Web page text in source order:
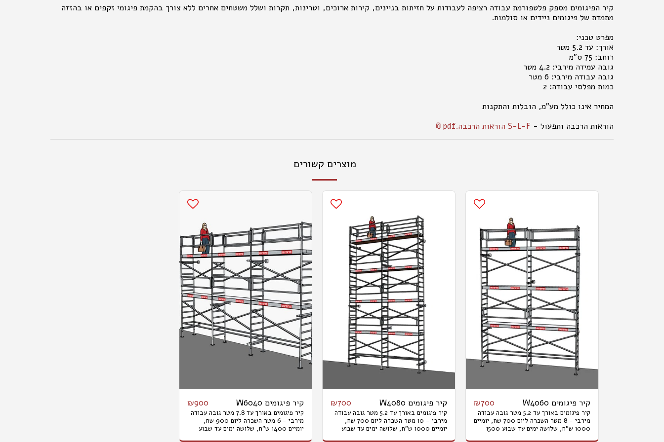
קיר הפיגומים מספק פלטפורמת עבודה רציפה לעבודות על חזיתות בניינים, קירות ארוכים, וטרינות, תקרות ושלל משטחים אחרים ללא צורך בהקמת פיגומי זקפים או בהזזה
מתמדת של פיגומים ניידים או סולמות.
מפרט טכני:
אורך: עד 5.2 מטר
רוחב: 75 ס"מ
גובה עמידה מירבי: 4.2 מטר
גובה עבודה מירבי: 6 מטר
כמות מפלסי עבודה: 2
המחיר אינו כולל מע"מ, הובלות והתקנות
הוראות הרכבה ותפעול - S-L-F הוראות הרכבה.pdf
מוצרים קשורים
קיר פיגומים W4060 ₪700
קיר פיגומים באורך עד 5.2 מטר גובה עבודה
מירבי - 8 מטר השכרה ליום 700 שח, יומיים
1000 ש"ח, שלושה ימים עד שבוע 1500
קיר פיגומים W4080 ₪700
קיר פיגומים באורך עד 5.2 מטר גובה עבודה
מירבי - 10 מטר השכרה ליום 700 שח,
יומיים 1000 ש"ח, שלושה ימים עד שבוע
קיר פיגומים W6040 ₪900
קיר פיגומים באורך עד 7.8 מטר גובה עבודה
מירבי - 6 מטר השכרה ליום 900 שח,
יומיים 1400 ש"ח, שלושה ימים עד שבוע